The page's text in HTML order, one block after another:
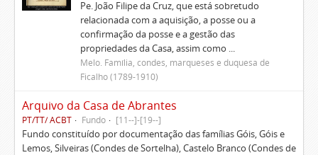
Pe. João Filipe da Cruz, que está sobretudo
relacionada com a aquisição, a posse ou a
confirmação da posse e a gestão das
propriedades da Casa, assim como ...
Melo. Família, condes, marqueses e duquesa de
Ficalho (1789-1910)
Arquivo da Casa de Abrantes
PT/TT/ ACBT Fundo [11--]-[19--]
Fundo constituído por documentação das famílias Góis, Góis e
Lemos, Silveiras (Condes de Sortelha), Castelo Branco (Condes de